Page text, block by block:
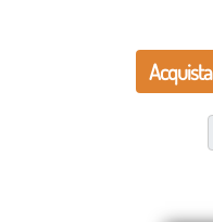
Acquista